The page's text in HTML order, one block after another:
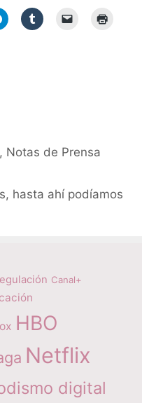
, Notas de Prensa
hasta ahí podíamos
Canal+
HBO
Netflix
digital